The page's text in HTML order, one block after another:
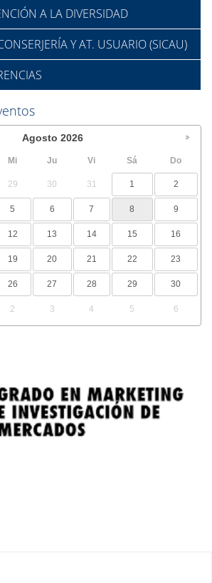
A LA DIVERSIDAD
Y AT. USUARIO (SICAU)
Agosto 2026
Mi Ju Vi Sá Do
29 30 31 1 2
5 6 7 8 9
12 13 14 15 16
19 20 21 22 23
26 27 28 29 30
2 3 4 5 6